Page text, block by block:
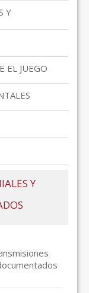
Y
EL JUEGO
Y